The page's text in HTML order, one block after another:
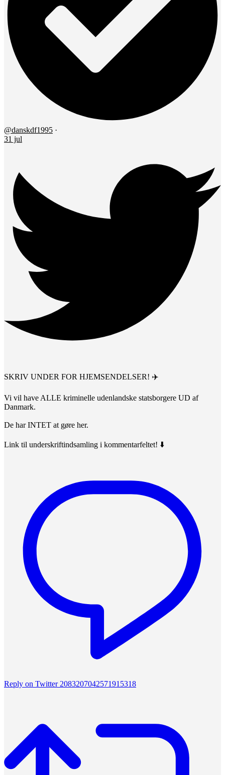
@danskdf1995 ·
31 jul
SKRIV UNDER FOR HJEMSENDELSER! ✈️
Vi vil have ALLE kriminelle udenlandske statsborgere UD af
Danmark.
De har INTET at gøre her.
Link til underskriftindsamling i kommentarfeltet! ⬇️
Reply on Twitter 2083207042571915318